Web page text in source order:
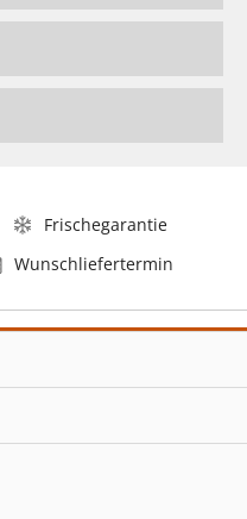
Frischegarantie
Wunschliefertermin